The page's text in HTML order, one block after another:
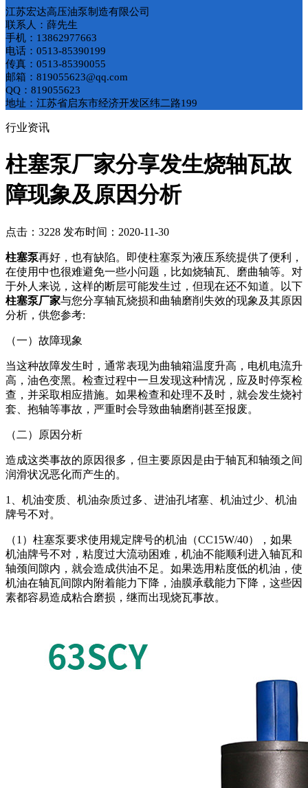
江苏宏达高压油泵制造有限公司
联系人：薛先生
手机：13862977663
电话：0513-85390199
传真：0513-85390055
邮箱：819055623@qq.com
QQ：819055623
地址：江苏省启东市经济开发区纬二路199
行业资讯
柱塞泵厂家分享发生烧轴瓦故
障现象及原因分析
点击：3228 发布时间：2020-11-30
柱塞泵再好，也有缺陷。即使柱塞泵为液压系统提供了便利，
在使用中也很难避免一些小问题，比如烧轴瓦、磨曲轴等。对
于外人来说，这样的断层可能发生过，但现在还不知道。以下
柱塞泵厂家与您分享轴瓦烧损和曲轴磨削失效的现象及其原因
分析，供您参考:
（一）故障现象
当这种故障发生时，通常表现为曲轴箱温度升高，电机电流升
高，油色变黑。检查过程中一旦发现这种情况，应及时停泵检
查，并采取相应措施。如果检查和处理不及时，就会发生烧衬
套、抱轴等事故，严重时会导致曲轴磨削甚至报废。
（二）原因分析
造成这类事故的原因很多，但主要原因是由于轴瓦和轴颈之间
润滑状况恶化而产生的。
1、机油变质、机油杂质过多、进油孔堵塞、机油过少、机油
牌号不对。
（1）柱塞泵要求使用规定牌号的机油（CC15W/40），如果
机油牌号不对，粘度过大流动困难，机油不能顺利进入轴瓦和
轴颈间隙内，就会造成供油不足。如果选用粘度低的机油，使
机油在轴瓦间隙内附着能力下降，油膜承载能力下降，这些因
素都容易造成粘合磨损，继而出现烧瓦事故。